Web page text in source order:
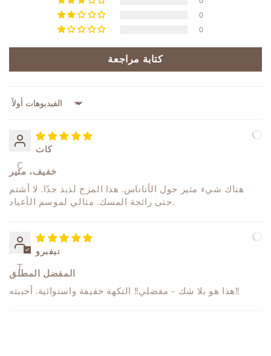
0
0
كتابة مراجعة
Sort by
C
كاث
خفيف، مثير
هناك شيء مثير حول الأناناس. هذا المزج لذيذ جدًا. لا أشتم
حتى رائحة المسك. مثالي لموسم الأعياد.
T
تيفبرو
المفضل المطلق
هذا هو بلا شك - مفضلي!! النكهة خفيفة واستوائية. أحببته!!